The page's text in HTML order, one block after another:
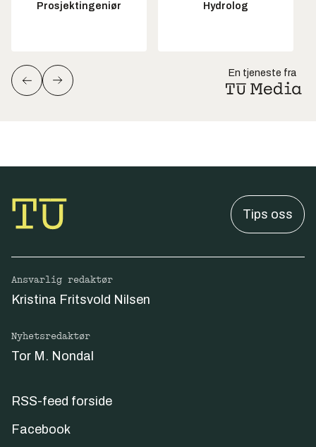
Prosjektingeniør Hydrolog
En tjeneste fra
Tips oss
Ansvarlig redaktør
Kristina Fritsvold Nilsen
Nyhetsredaktør
Tor M. Nondal
RSS-feed forside
Facebook